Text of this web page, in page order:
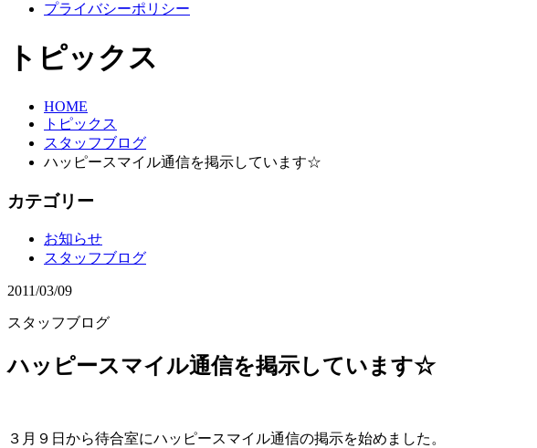
プライバシーポリシー
トピックス
HOME
トピックス
スタッフブログ
ハッピースマイル通信を掲示しています☆
カテゴリー
お知らせ
スタッフブログ
2011/03/09
スタッフブログ
ハッピースマイル通信を掲示しています☆
３月９日から待合室にハッピースマイル通信の掲示を始めました。